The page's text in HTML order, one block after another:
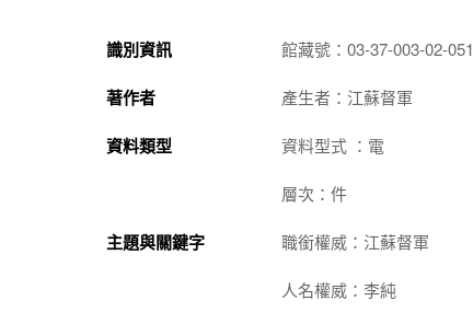
識別資訊 館藏號：03-37-003-02-051
著作者 產生者：江蘇督軍
資料類型 資料型式 ：電
層次：件
主題與關鍵字 職銜權威：江蘇督軍
人名權威：李純